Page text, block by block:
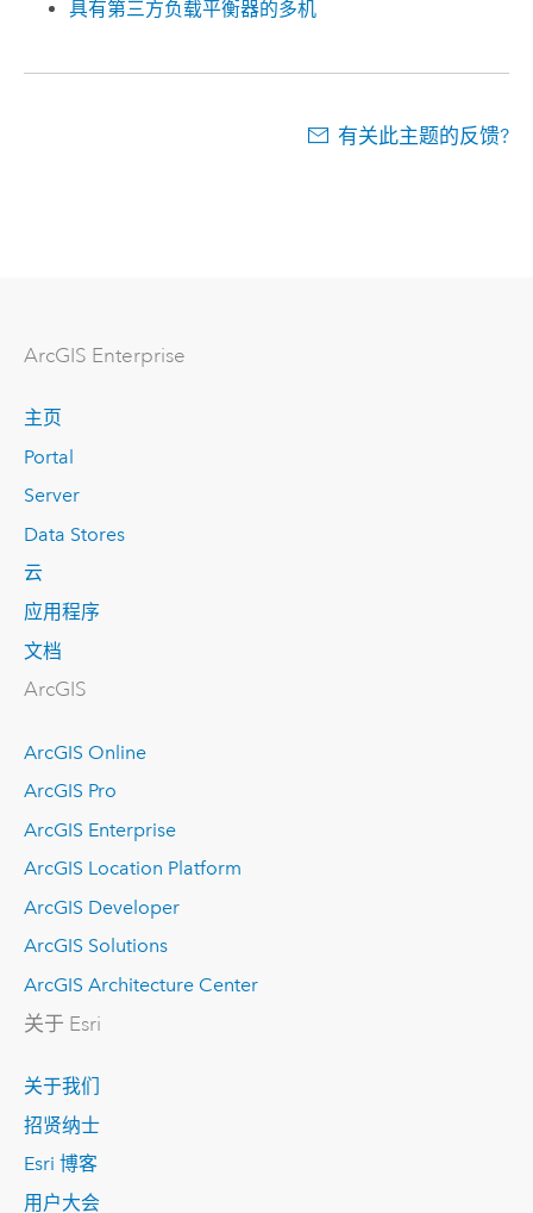
具有第三方负载平衡器的多机
有关此主题的反馈?
ArcGIS Enterprise
主页
Portal
Server
Data Stores
云
应用程序
文档
ArcGIS
ArcGIS Online
ArcGIS Pro
ArcGIS Enterprise
ArcGIS Location Platform
ArcGIS Developer
ArcGIS Solutions
ArcGIS Architecture Center
关于 Esri
关于我们
招贤纳士
Esri 博客
用户大会